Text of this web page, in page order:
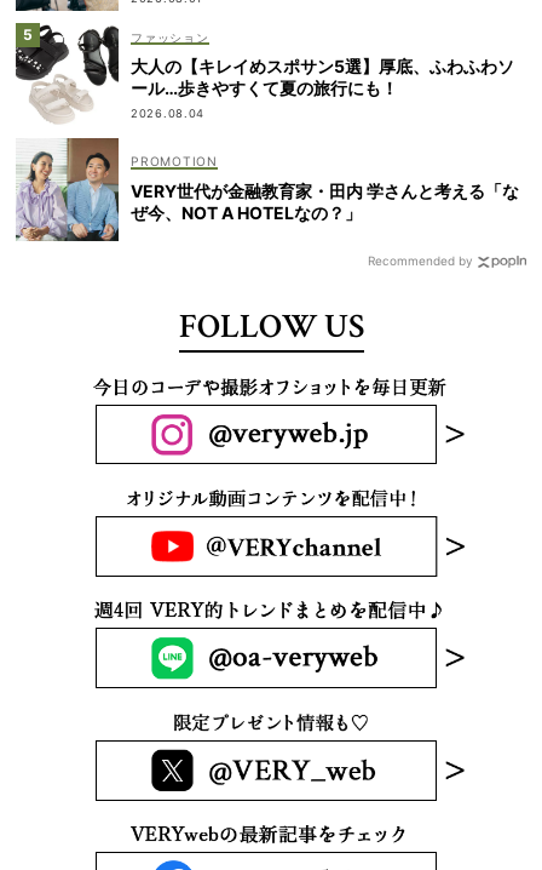
ファッション
大人の【キレイめスポサン5選】厚底、ふわふわソ
ール…歩きやすくて夏の旅行にも！
2026.08.04
VERY世代が金融教育家・田内 学さんと考える「な
ぜ今、NOT A HOTELなの？」
Recommended by
FOLLOW US